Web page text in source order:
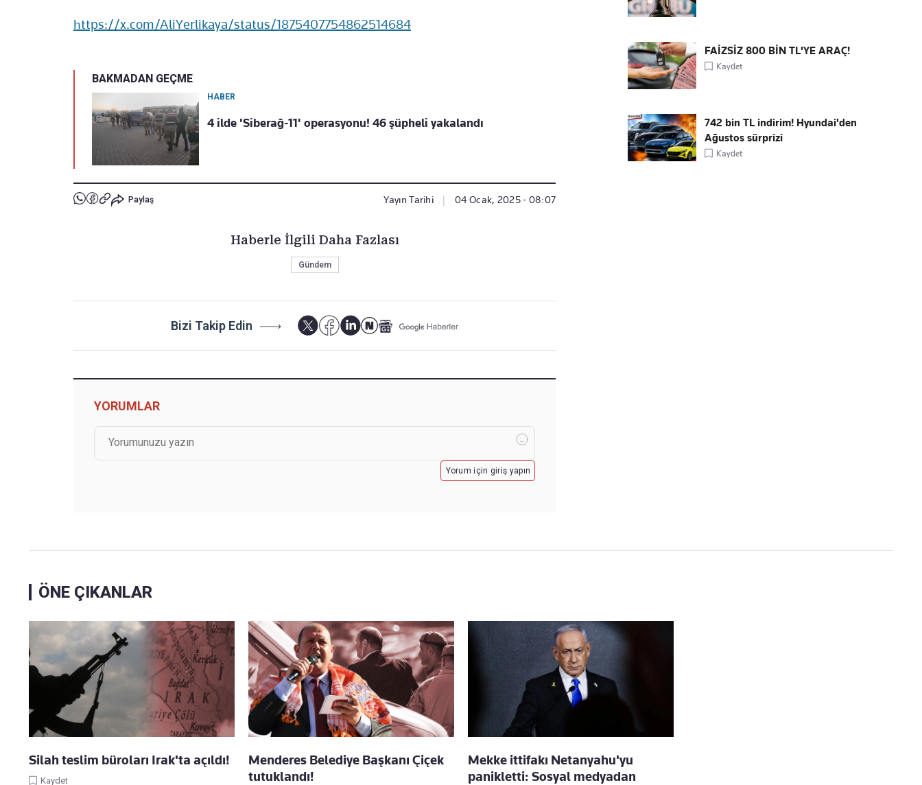
https://x.com/AliYerlikaya/status/1875407754862514684
BAKMADAN GEÇME
HABER
4 ilde 'Siberağ-11' operasyonu! 46 şüpheli yakalandı
Paylaş Yayın Tarihi 04 Ocak, 2025 - 08:07
Haberle İlgili Daha Fazlası
Gündem
Bizi Takip Edin
YORUMLAR
Yorum için giriş yapın
FAİZSİZ 800 BİN TL'YE ARAÇ!
Kaydet
742 bin TL indirim! Hyundai'den
Ağustos sürprizi
Kaydet
ÖNE ÇIKANLAR
Silah teslim büroları Irak'ta açıldı!
Kaydet
Menderes Belediye Başkanı Çiçek
tutuklandı!
Mekke ittifakı Netanyahu'yu
panikletti: Sosyal medyadan